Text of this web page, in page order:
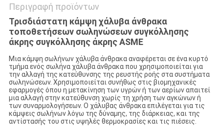
Περιγραφή προϊόντων
Τρισδιάστατη κάμψη χάλυβα άνθρακα
τοποθετήσεων σωληνώσεων συγκόλλησης
άκρης συγκόλλησης άκρης ASME
Μια κάμψη σωλήνων χάλυβα άνθρακα αναφέρεται σε ένα κυρτό
τμήμα ενός σωλήνα χάλυβα άνθρακα που χρησιμοποιείται για
την αλλαγή της κατεύθυνσης της ρευστής ροής στα συστήματα
σωληνώσεων. Χρησιμοποιείται συνήθως στις βιομηχανικές
εφαρμογές όπου η μετακίνηση των υγρών ή των αερίων απαιτεί
μια αλλαγή στην κατεύθυνση χωρίς τη χρήση των αγκώνων ή
των συναρμολογήσεων. Ο χάλυβας άνθρακα επιλέγεται για τις
κάμψεις σωλήνων λόγω της δύναμης, της διάρκειας, και της
αντίστασής του στις υψηλές θερμοκρασίες και τις πιέσεις.